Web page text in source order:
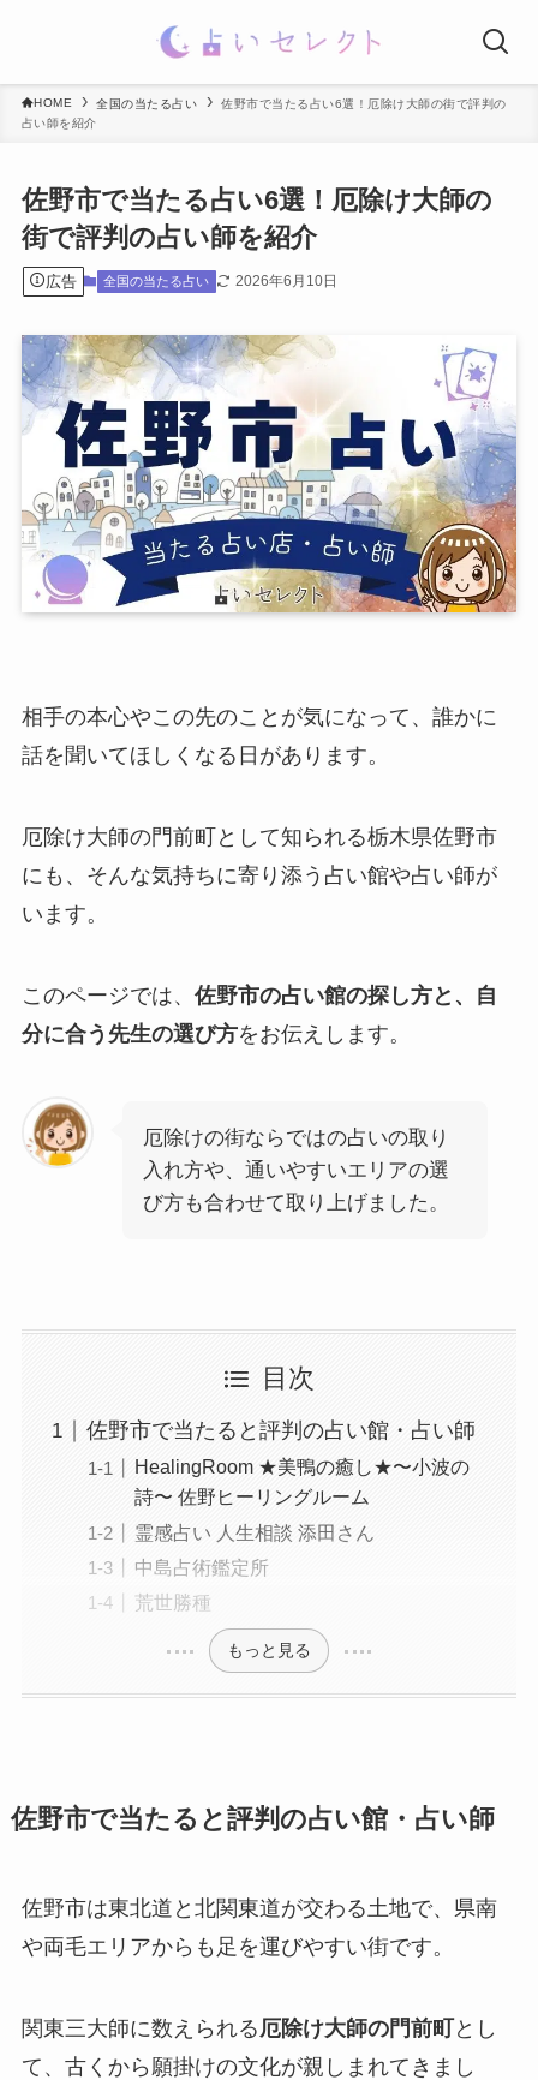
HOME 全国の当たる占い
佐野市で当たる占い6選！厄除け大師の街で評判の
占い師を紹介
佐野市で当たる占い6選！厄除け大師の
街で評判の占い師を紹介
広告 全国の当たる占い 2026年6月10日
相手の本心やこの先のことが気になって、誰かに
話を聞いてほしくなる日があります。
厄除け大師の門前町として知られる栃木県佐野市
にも、そんな気持ちに寄り添う占い館や占い師が
います。
このページでは、 佐野市の占い館の探し方と、自
分に合う先生の選び方をお伝えします。
厄除けの街ならではの占いの取り
入れ方や、通いやすいエリアの選
び方も合わせて取り上げました。
目次
佐野市で当たると評判の占い館・占い師
HealingRoom ★美鴨の癒し★〜小波の
詩〜 佐野ヒーリングルーム
霊感占い 人生相談 添田さん
中島占術鑑定所
荒世勝種
もっと見る
佐野市で当たると評判の占い館・占い師
佐野市は東北道と北関東道が交わる土地で、県南
や両毛エリアからも足を運びやすい街です。
関東三大師に数えられる 厄除け大師の門前町とし
て、古くから願掛けの文化が親しまれてきまし